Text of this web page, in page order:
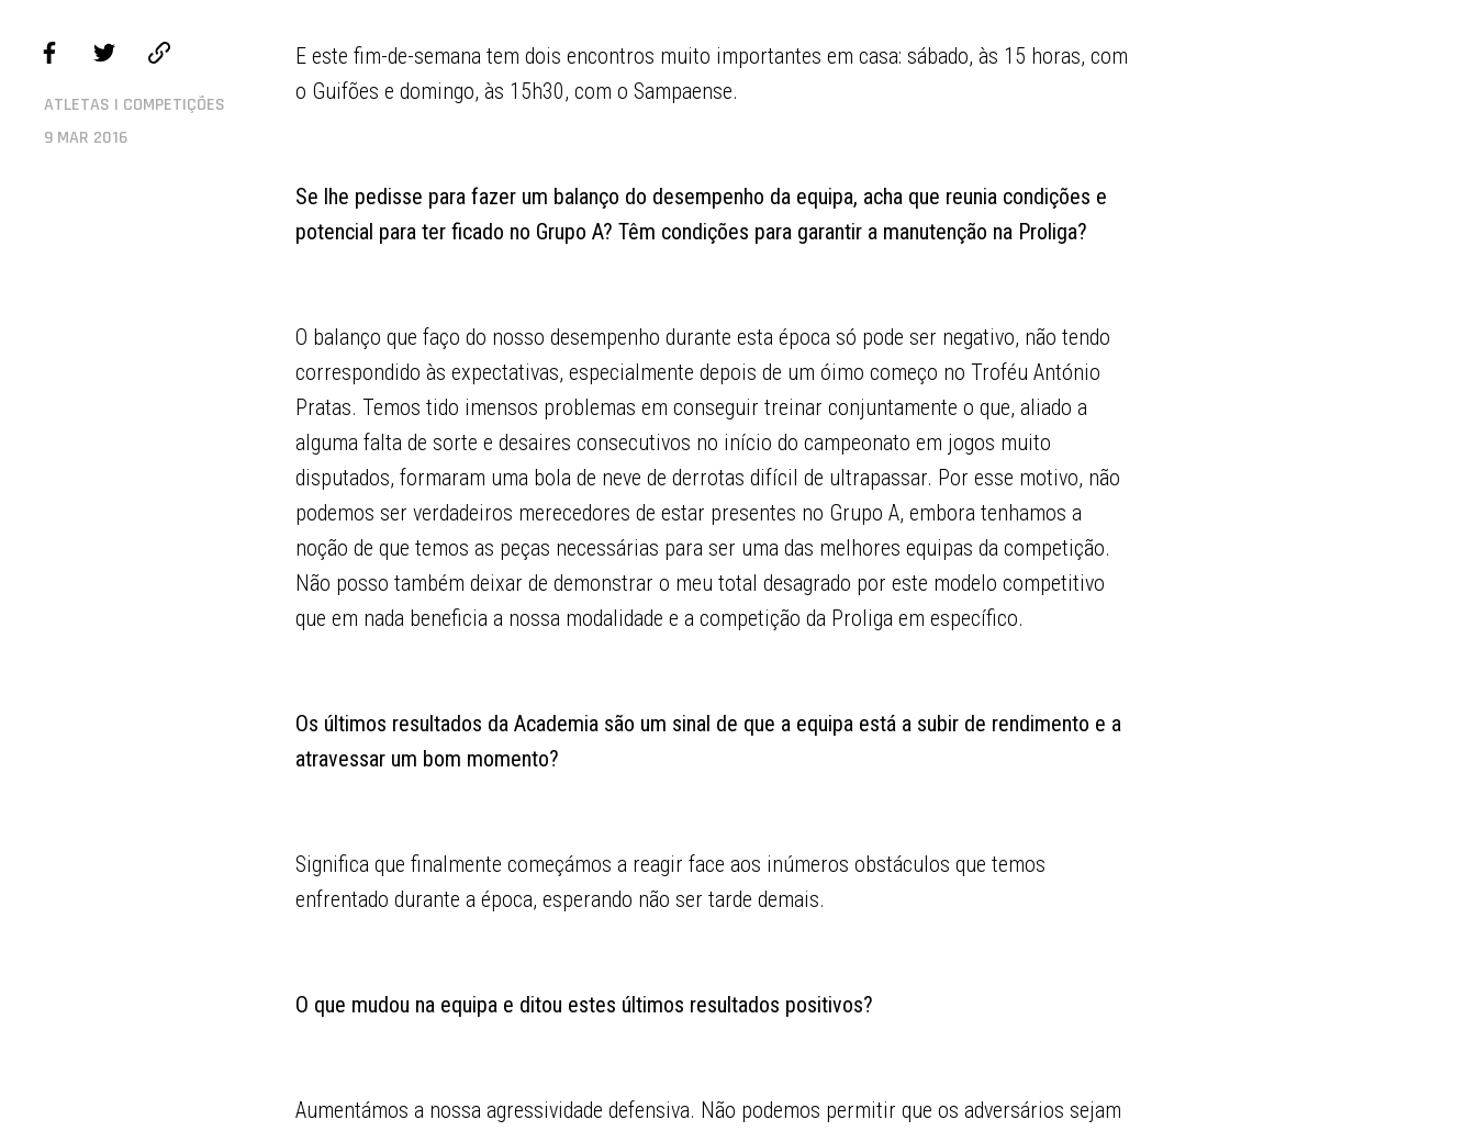
ATLETAS | COMPETIÇÕES
9 MAR 2016
E este fim-de-semana tem dois encontros muito importantes em casa: sábado, às 15 horas, com
o Guifões e domingo, às 15h30, com o Sampaense.
Se lhe pedisse para fazer um balanço do desempenho da equipa, acha que reunia condições e
potencial para ter ficado no Grupo A? Têm condições para garantir a manutenção na Proliga?
O balanço que faço do nosso desempenho durante esta época só pode ser negativo, não tendo
correspondido às expectativas, especialmente depois de um óimo começo no Troféu António
Pratas. Temos tido imensos problemas em conseguir treinar conjuntamente o que, aliado a
alguma falta de sorte e desaires consecutivos no início do campeonato em jogos muito
disputados, formaram uma bola de neve de derrotas difícil de ultrapassar. Por esse motivo, não
podemos ser verdadeiros merecedores de estar presentes no Grupo A, embora tenhamos a
noção de que temos as peças necessárias para ser uma das melhores equipas da competição.
Não posso também deixar de demonstrar o meu total desagrado por este modelo competitivo
que em nada beneficia a nossa modalidade e a competição da Proliga em específico.
Os últimos resultados da Academia são um sinal de que a equipa está a subir de rendimento e a
atravessar um bom momento?
Significa que finalmente começámos a reagir face aos inúmeros obstáculos que temos
enfrentado durante a época, esperando não ser tarde demais.
O que mudou na equipa e ditou estes últimos resultados positivos?
Aumentámos a nossa agressividade defensiva. Não podemos permitir que os adversários sejam